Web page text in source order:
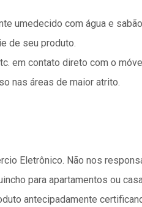
umedecido com água e
de seu produto.
em contato direto com o
nas áreas de maior atrito.
Eletrônico. Não nos
para apartamentos ou
antecipadamente